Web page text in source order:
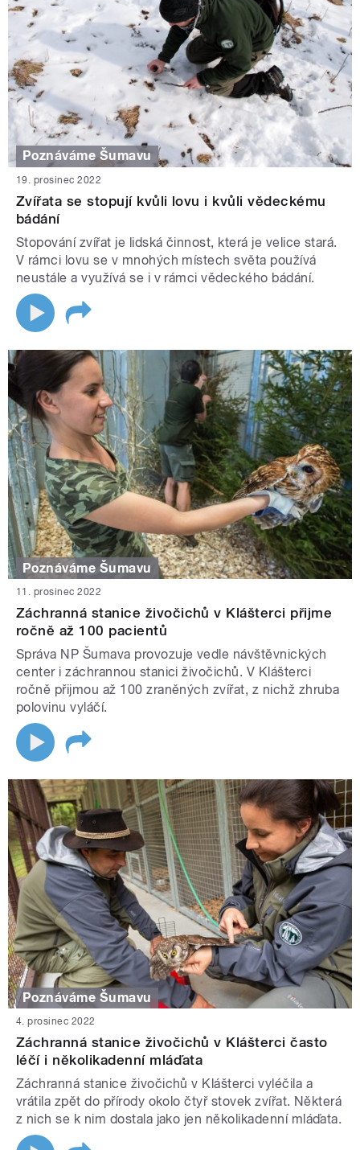
Poznáváme Šumavu
19. prosinec 2022
Zvířata se stopují kvůli lovu i kvůli vědeckému
bádání
Stopování zvířat je lidská činnost, která je velice stará.
V rámci lovu se v mnohých místech světa používá
neustále a využívá se i v rámci vědeckého bádání.
Poznáváme Šumavu
11. prosinec 2022
Záchranná stanice živočichů v Klášterci přijme
ročně až 100 pacientů
Správa NP Šumava provozuje vedle návštěvnických
center i záchrannou stanici živočichů. V Klášterci
ročně přijmou až 100 zraněných zvířat, z nichž zhruba
polovinu vyláčí.
Poznáváme Šumavu
4. prosinec 2022
Záchranná stanice živočichů v Klášterci často
léčí i několikadenní mláďata
Záchranná stanice živočichů v Klášterci vyléčila a
vrátila zpět do přírody okolo čtyř stovek zvířat. Některá
z nich se k nim dostala jako jen několikadenní mláďata.